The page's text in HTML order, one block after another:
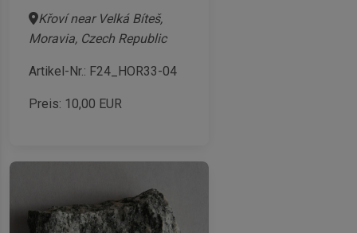
Křoví near Velká Bíteš,
Moravia, Czech Republic
Artikel-Nr.: F24_HOR33-04
Preis: 10,00 EUR